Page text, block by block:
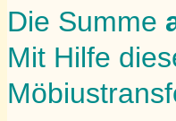
Die Summe
Mit Hilfe